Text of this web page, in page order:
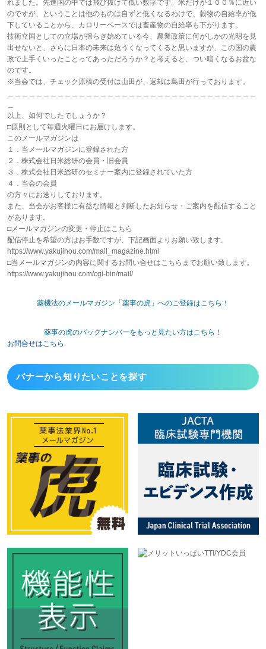
れました。先進国の中では飛び抜けて低い数字です。米だけが１００％に近い
のですが、ということは他のものは自ずと低くなるわけで、穀物の自給率が低
下していることから、カロリーベースでは畜産物の自給率も下がります。
技術立国としての立場が揺らぎ始めている今、農業政策に何がしかの光明を見
出せないと、さらに日本の未来は危うくなってくると思いますが、この国の農
政で上手くいったことってあっただろうか？と考えると、つい暗くなるお盆な
のです。
※当会では、チェック原稿の受付は山田が、返却は島田が行っております。
以上、如何でしたでしょうか？
□原則として毎週火曜日にお届けします。
このメールマガジンは
１．当メールマガジンに登録された方
２．株式会社日米総研の会員・旧会員
３．株式会社日米総研のセミナー案内に登録されていた方
４．当会の会員
の方々にお送りしております。
また、当会がお客様に有益な情報と判断したお知らせ・ご案内を配信すること
があります。
□メールマガジンの変更・停止はこちら
配信停止を希望の方はお手数ですが、下記画面よりお願い致します。
https://www.yakujihou.com/mail_magazine.html
□当メールマガジンの内容に関するお問い合せはこちらまでお願い致します。
https://www.yakujihou.com/cgi-bin/mail/
薬機法のメールマガジン「薬事の虎」へのご登録はこちら！
薬事の虎のバックナンバーをもっと見たい方はこちら！
お問合せはこちら
バナーから知りたいことを探す